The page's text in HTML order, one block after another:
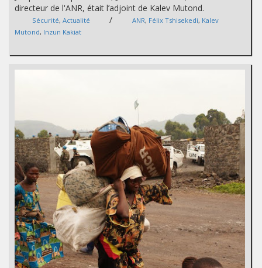
directeur de l'ANR, était l’adjoint de Kalev Mutond.
Sécurité, Actualité / ANR, Félix Tshisekedi, Kalev
Mutond, Inzun Kakiat